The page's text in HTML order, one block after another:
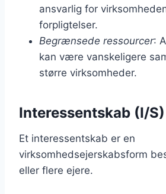
ansvarlig for
forpligtelser.
Begrænsede ressourcer:
kan være vanskeligere
større virksomheder.
Interessentskab (I/S)
Et interessentskab er en
virksomhedsejerskabsform
eller flere ejere.